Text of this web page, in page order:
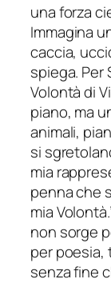
una forza
Immagina
caccia,
spiega. Per
Volontà di
piano, ma
animali,
si
mia
penna che
mia
non sorge
per poesia,
senza fine